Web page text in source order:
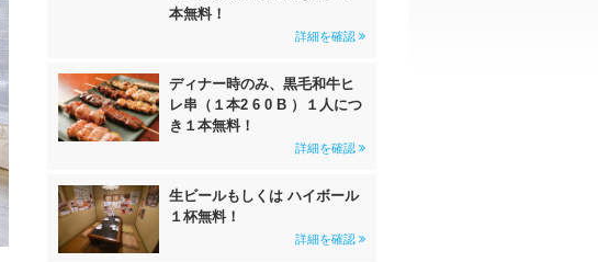
本無料！
詳細を確認
ディナー時のみ、黒毛和牛ヒ
レ串（１本2 6 0 B ）１人につ
き１本無料！
詳細を確認
生ビールもしくは ハイボール
１杯無料！
詳細を確認